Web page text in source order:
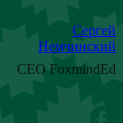
Сергей
Немчинский
CEO FoxmindEd